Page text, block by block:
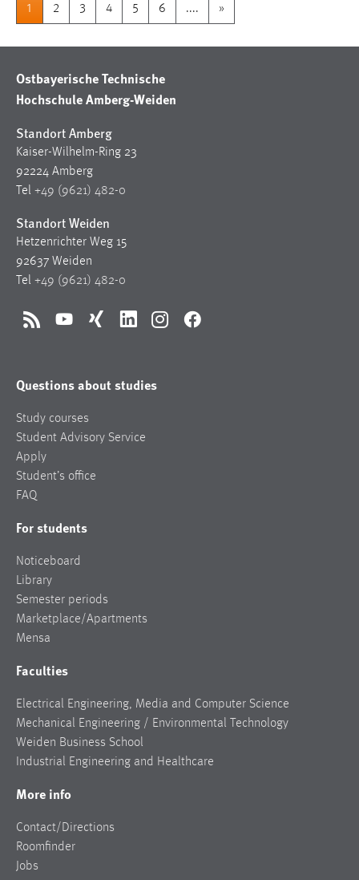
1 2 3 4 5 6 .... »
Ostbayerische Technische
Hochschule Amberg-Weiden
Standort Amberg
Kaiser-Wilhelm-Ring 23
92224 Amberg
Tel +49 (9621) 482-0
Standort Weiden
Hetzenrichter Weg 15
92637 Weiden
Tel +49 (9621) 482-0
RSS YouTubeXing LinkedInInstagramFacebook
Questions about studies
Study courses
Student Advisory Service
Apply
Student’s office
FAQ
For students
Noticeboard
Library
Semester periods
Marketplace/Apartments
Mensa
Faculties
Electrical Engineering, Media and Computer Science
Mechanical Engineering / Environmental Technology
Weiden Business School
Industrial Engineering and Healthcare
More info
Contact/Directions
Roomfinder
Jobs